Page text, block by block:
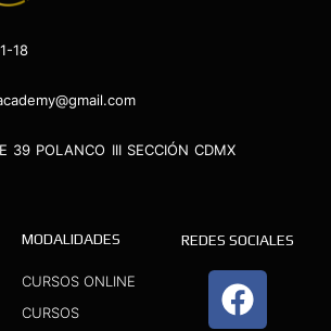
18
39 POLANCO III SECCIÓN CDMX
MODALIDADES
CURSOS ONLINE
CURSOS
REDES SOCIALES
F
a
I
n
Y
o